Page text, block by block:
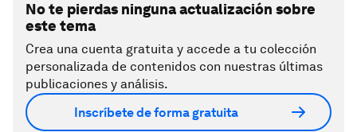
No te pierdas ninguna actualización sobre
este tema
Crea una cuenta gratuita y accede a tu colección
personalizada de contenidos con nuestras últimas
publicaciones y análisis.
Inscríbete de forma gratuita